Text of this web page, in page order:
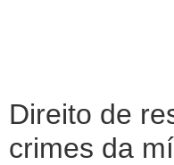
Direito de
crimes da